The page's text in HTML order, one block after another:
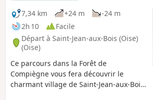
7,34 km
+24 m
-24 m
2h 10
Facile
Départ à Saint-Jean-aux-Bois (Oise)
(Oise)
Ce parcours dans la Forêt de
Compiègne vous fera découvrir le
charmant village de Saint-Jean-aux-Bois,